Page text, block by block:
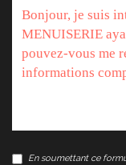
En soumettant ce